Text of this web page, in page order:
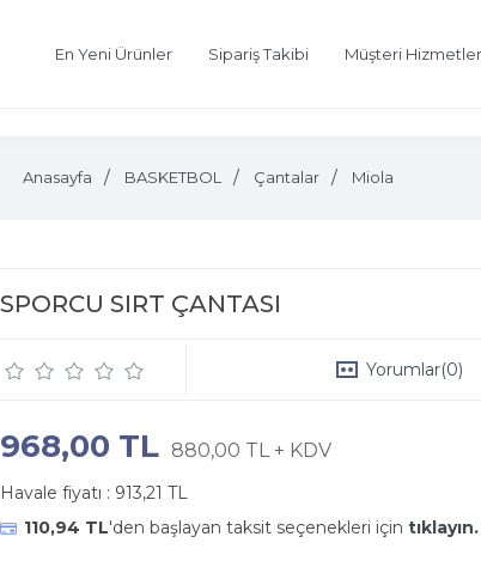
En Yeni Ürünler Sipariş Takibi Müşteri
Anasayfa BASKETBOL Çantalar Miola
SPORCU SIRT ÇANTASI
Yorumlar(0)
968,00 TL 880,00 TL + KDV
Havale fiyatı : 913,21 TL
110,94 TL'den başlayan taksit seçenekleri için tıklayın.